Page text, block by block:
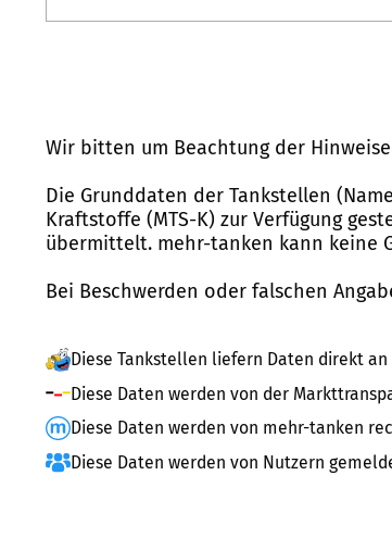
Wir bitten um Beachtung der
Die Grunddaten der Tankstellen
Kraftstoffe (MTS-K) zur Verfügung
übermittelt. mehr-tanken kann keine
Bei Beschwerden oder falschen
Diese Tankstellen liefern Daten direkt an
Diese Daten werden von der
Diese Daten werden von mehr-tanken
Diese Daten werden von Nutzern